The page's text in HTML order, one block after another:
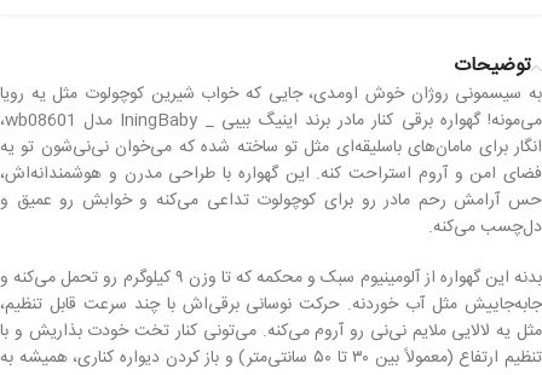
توضیحات
به سیسمونی روژان خوش اومدی، جایی که خواب شیرین کوچولوت مثل یه رویا
می‌مونه! گهواره برقی کنار مادر برند اینیگ بیبی _ IningBaby مدل wb08601،
انگار برای مامان‌های باسلیقه‌ای مثل تو ساخته شده که می‌خوان نی‌نی‌شون تو یه
فضای امن و آروم استراحت کنه. این گهواره با طراحی مدرن و هوشمندانه‌اش،
حس آرامش رحم مادر رو برای کوچولوت تداعی می‌کنه و خوابش رو عمیق و
دل‌چسب می‌کنه.
بدنه این گهواره از آلومینیوم سبک و محکمه که تا وزن ۹ کیلوگرم رو تحمل می‌کنه و
جابه‌جاییش مثل آب خوردنه. حرکت نوسانی برقی‌اش با چند سرعت قابل تنظیم،
مثل یه لالایی ملایم نی‌نی رو آروم می‌کنه. می‌تونی کنار تخت خودت بذاریش و با
تنظیم ارتفاع (معمولاً بین ۳۰ تا ۵۰ سانتی‌متر) و باز کردن دیواره کناری، همیشه به